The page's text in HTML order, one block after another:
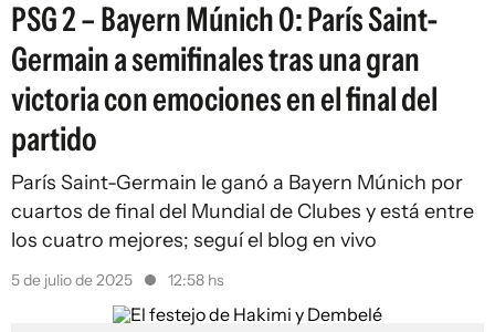
PSG 2 – Bayern Múnich 0: París Saint-
Germain a semifinales tras una gran
victoria con emociones en el final del
partido
París Saint-Germain le ganó a Bayern Múnich por
cuartos de final del Mundial de Clubes y está entre
los cuatro mejores; seguí el blog en vivo
5 de julio de 2025 12:58 hs